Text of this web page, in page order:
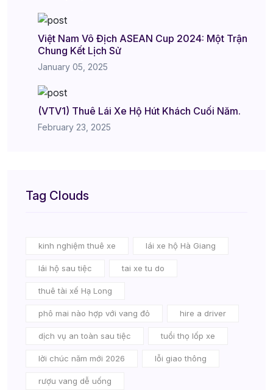
Việt Nam Vô Địch ASEAN Cup 2024: Một Trận
Chung Kết Lịch Sử
January 05, 2025
(VTV1) Thuê Lái Xe Hộ Hút Khách Cuối Năm.
February 23, 2025
Tag Clouds
kinh nghiệm thuê xe lái xe hộ Hà Giang
lái hộ sau tiệc tai xe tu do
thuê tài xế Hạ Long
phô mai nào hợp với vang đỏ hire a driver
dịch vụ an toàn sau tiệc tuổi thọ lốp xe
lời chúc năm mới 2026 lỗi giao thông
rượu vang dễ uống